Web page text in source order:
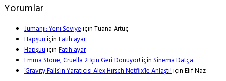
Yorumlar
Jumanji: Yeni SeviyeiçinTuana Artuç
HapşuuiçinFatih ayar
HapşuuiçinFatih ayar
Emma Stone, Cruella 2 İçin Geri Dönüyor!içinSinema Datça
‘Gravity Falls’ın Yaratıcısı Alex Hirsch Netflix’le Anlaştı!içinElif Naz